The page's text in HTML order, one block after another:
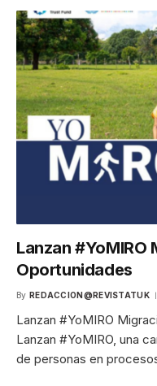
Lanzan
Oportunidades
By REDACCION@REVISTATUK
Lanzan #YoMIRO
Lanzan #YoMIRO, una
de personas en